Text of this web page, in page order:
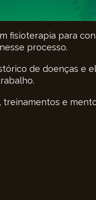
fisioterapia para
processo.
de doenças e
treinamentos e